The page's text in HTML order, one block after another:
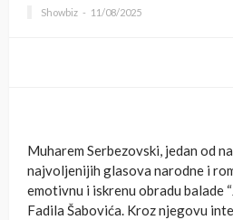
Showbiz 11/08/2025
Muharem Serbezovski, jedan od
najvoljenijih glasova narodne i
emotivnu i iskrenu obradu balade
Fadila Šabovića. Kroz njegovu